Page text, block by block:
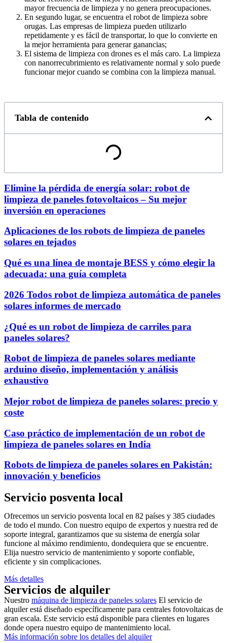
mayor frecuencia de limpieza y no genera preocupaciones.
En segundo lugar, se encuentra el robot de limpieza sobre
orugas. Las empresas de limpieza pueden utilizarlo
repetidamente y es fácil de transportar, lo que lo convierte en
la mejor herramienta para generar ganancias;
El sistema de limpieza con drones es el más caro. La limpieza
con nanorrecubrimiento es relativamente normal y solo puede
funcionar mejor cuando se combina con la limpieza manual.
Tabla de contenido
Elimine la pérdida de energía solar: robot de
limpieza de paneles fotovoltaicos – Su mejor
inversión en operaciones
Aplicaciones de los robots de limpieza de paneles
solares en tejados
Qué es una línea de montaje BESS y cómo elegir la
adecuada: una guía completa
2026 Todos robot de limpieza automática de paneles
solares informes de mercado
¿Qué es un robot de limpieza de carriles para
paneles solares?
Robot de limpieza de paneles solares mediante
arduino diseño, implementación y análisis
exhaustivo
Mejor robot de limpieza de paneles solares: precio y
coste
Caso práctico de implementación de un robot de
limpieza de paneles solares en India
Robots de limpieza de paneles solares en Pakistán:
innovación y beneficios
Servicio posventa local
Ofrecemos un servicio posventa local en 82 países y 385 ciudades
de todo el mundo. Con nuestro equipo de expertos y nuestra red de
soporte integral, garantizamos que su sistema de energía solar
funcione al máximo rendimiento, dondequiera que se encuentre.
Elija nuestro servicio de mantenimiento y soporte confiable,
eficiente y sin complicaciones.
Más detalles
Servicios de alquiler
Nuestro máquina de limpieza de paneles solares El servicio de
alquiler está diseñado específicamente para centrales fotovoltaicas de
gran escala. Este servicio está disponible para clientes en lugares
donde opera nuestro equipo de mantenimiento local.
Más información sobre los detalles del alquiler